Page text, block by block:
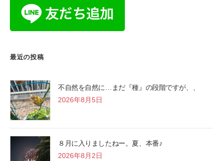
最近の投稿
不自然を自然に…まだ『種』の段階ですが、、
2026年8月5日
８月に入りましたねー。夏、本番♪
2026年8月2日